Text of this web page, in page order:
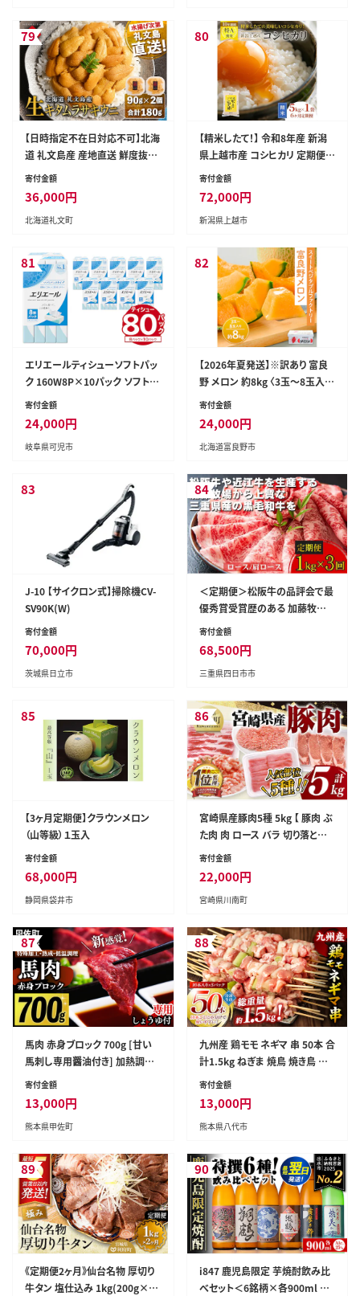
79
【日時指定不在日対応不可】北海
道 礼文島産 産地直送 鮮度抜群
塩水 生キタムラサキウニ 180g
寄付金額
36,000円
北海道礼文町
80
【精米したて！】 令和8年産 新潟
県上越市産 コシヒカリ 定期便 5
kg×6回 30kg 新米 先行予約 蛍
寄付金額
72,000円
新潟県上越市
81
エリエールティシューソフトパッ
ク 160W8P×10パック ソフトパ
ック ティッシュ ティッシュペーパ
ク ティッシュ ティッシュペーパー
箱なし 日用品 新生活 備蓄 防災
ック パルプ100％
寄付金額
24,000円
岐阜県可児市
82
【2026年夏発送】※訳あり 富良
野 メロン 約8kg 〈3玉～8玉入
り〉メロン フルーツ 果物
寄付金額
24,000円
北海道富良野市
83
J-10 【サイクロン式】掃除機CV-
SV90K(W)
寄付金額
70,000円
茨城県日立市
84
＜定期便＞松阪牛の品評会で最
優秀賞受賞歴のある 加藤牧場
の黒毛和牛 ロース・肩ロース 1k
和牛 ロース 肩ロース 肉 上質 人
気 おすすめ 三重県
寄付金額
68,500円
三重県四日市市
85
【3ヶ月定期便】クラウンメロン
（山等級）１玉入
寄付金額
68,000円
静岡県袋井市
86
宮崎県産豚肉5種 5kg 【 豚肉 ぶ
た肉 肉 ロース バラ 切り落とし
ミンチ 豚肉セット 】[C11629]
寄付金額
22,000円
宮崎県川南町
87
馬肉 赤身ブロック 700g [甘い
馬刺し専用醤油付き] 加熱調理
済みで安心安全！低温加熱で甘
ク 赤身 加熱加工 おかず おつま
み 低カロリー 高たんぱく タレ付
【価格改定XX】
寄付金額
13,000円
熊本県甲佐町
88
九州産 鶏モモ ネギマ 串 50本 合
計1.5kg ねぎま 焼鳥 焼き鳥 バ
ーベキュー BBQ 惣菜 小分け ボ
理 おつまみ セット 詰合せ 冷凍
寄付金額
13,000円
熊本県八代市
89
《定期便2ヶ月》仙台名物 厚切り
牛タン 塩仕込み 1kg(200g×5
90
i847 鹿児島限定 芋焼酎飲み比
べセット＜6銘柄×各900ml 計6